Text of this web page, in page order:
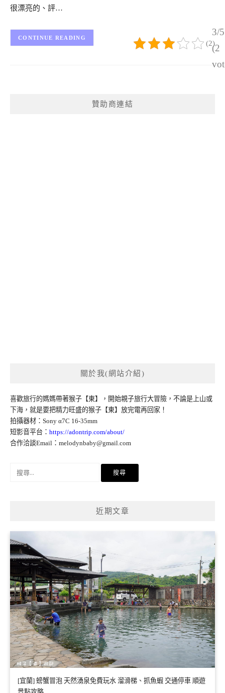
很漂亮的、評…
3/
(2
(2)
CONTINUE READING
贊助商連結
關於我(網站介紹)
喜歡旅行的媽媽帶著猴子【東】，開始親子旅行大冒險，不論是上山或
下海，就是要把精力旺盛的猴子【東】放完電再回家！
拍攝器材：Sony α7C 16-35mm
短影音平台： https://adontrip.com/about/
合作洽談Email： melodynbaby@gmail.com
近期文章
[宜蘭] 螃蟹冒泡 天然湧泉免費玩水 溜滑梯、抓魚蝦 交通停車 順遊